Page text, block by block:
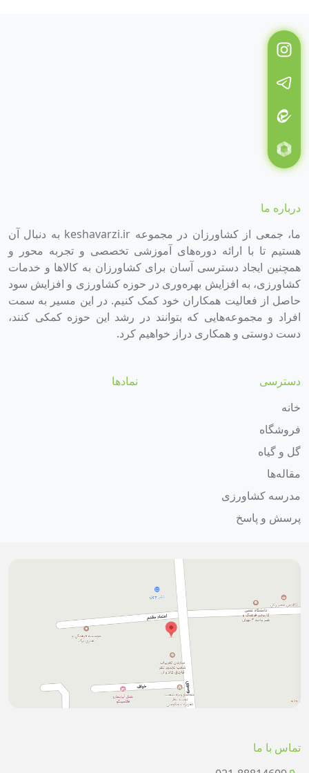
درباره ما
ما، جمعی از کشاورزان در مجموعه keshavarzi.ir به دنبال آن
هستیم تا با ارائه دوره‌های آموزشی تخصصی و تجربه محور و
همچنین ایجاد دسترسی آسان برای کشاورزان به کالاها و خدمات
کشاورزی، به افزایش بهره‌وری در حوزه کشاورزی و افزایش سود
حاصل از فعالیت همکاران خود کمک کنیم. در این مسیر به سمت
افراد و مجموعه‌هایی که بتوانند در رشد این حوزه کمکی کنند،
دست دوستی و همکاری دراز خواهیم کرد.
دسترسی
خانه
فروشگاه
گل و گیاه
مقاله‌ها
مدرسه کشاورزی
پرسش و پاسخ
نمادها
تماس با ما